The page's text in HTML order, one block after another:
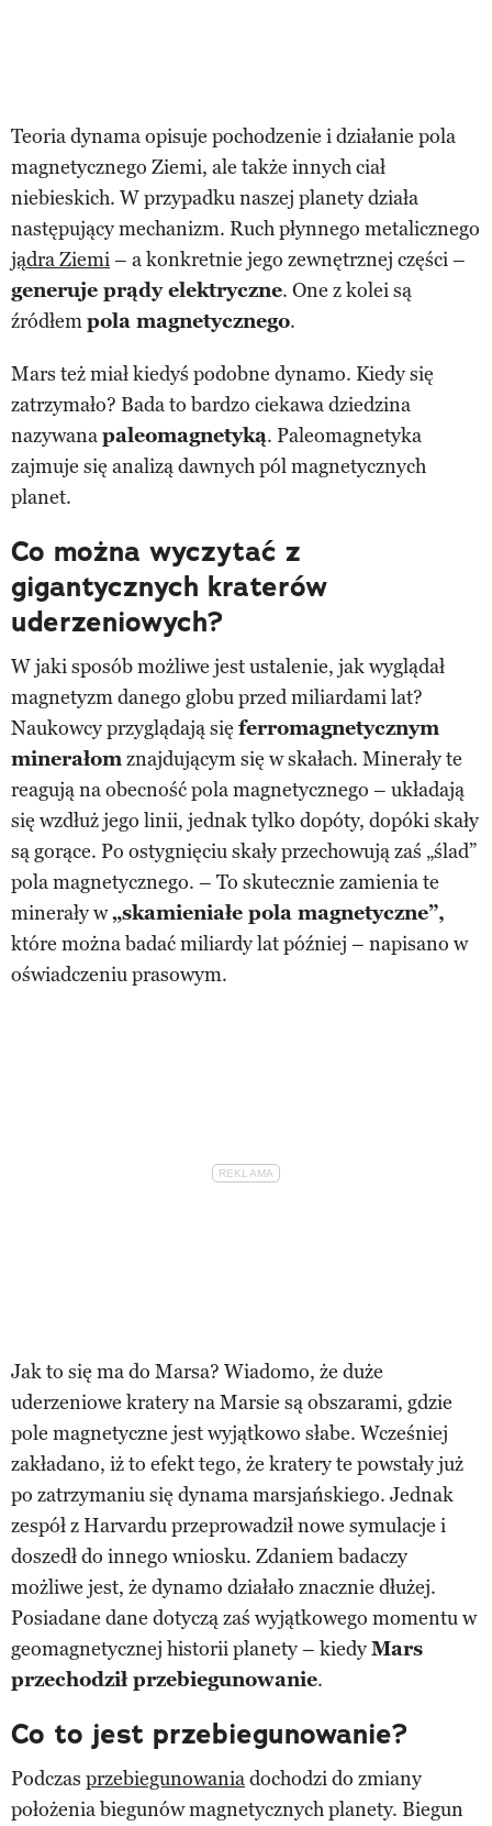
Teoria dynama opisuje pochodzenie i działanie pola
magnetycznego Ziemi, ale także innych ciał
niebieskich. W przypadku naszej planety działa
następujący mechanizm. Ruch płynnego metalicznego
jądra Ziemi– a konkretnie jego zewnętrznej części –
generuje prądy elektryczne. One z kolei są
źródłempola magnetycznego.
Mars też miał kiedyś podobne dynamo. Kiedy się
zatrzymało? Bada to bardzo ciekawa dziedzina
nazywanapaleomagnetyką. Paleomagnetyka
zajmuje się analizą dawnych pól magnetycznych
planet.
Co można wyczytać z
gigantycznych kraterów
uderzeniowych?
W jaki sposób możliwe jest ustalenie, jak wyglądał
magnetyzm danego globu przed miliardami lat?
Naukowcy przyglądają się ferromagnetycznym
minerałomznajdującym się w skałach. Minerały te
reagują na obecność pola magnetycznego – układają
się wzdłuż jego linii, jednak tylko dopóty, dopóki skały
są gorące. Po ostygnięciu skały przechowują zaś „ślad”
pola magnetycznego. – To skutecznie zamienia te
minerały w„skamieniałe pola magnetyczne”,
które można badać miliardy lat później – napisano w
oświadczeniu prasowym.
Jak to się ma do Marsa? Wiadomo, że duże
uderzeniowe kratery na Marsie są obszarami, gdzie
pole magnetyczne jest wyjątkowo słabe. Wcześniej
zakładano, iż to efekt tego, że kratery te powstały już
po zatrzymaniu się dynama marsjańskiego. Jednak
zespół z Harvardu przeprowadził nowe symulacje i
doszedł do innego wniosku. Zdaniem badaczy
możliwe jest, że dynamo działało znacznie dłużej.
Posiadane dane dotyczą zaś wyjątkowego momentu w
geomagnetycznej historii planety – kiedyMars
przechodził przebiegunowanie.
Co to jest przebiegunowanie?
Podczas przebiegunowaniadochodzi do zmiany
położenia biegunów magnetycznych planety. Biegun